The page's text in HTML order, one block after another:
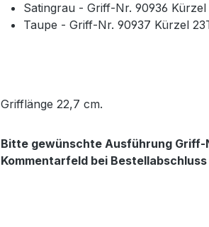
Satingrau - Griff-Nr. 90936 Kürzel
Taupe - Griff-Nr. 90937 Kürzel
Grifflänge 22,7 cm.
Bitte gewünschte Ausführung Griff-
Kommentarfeld bei Bestellabschluss